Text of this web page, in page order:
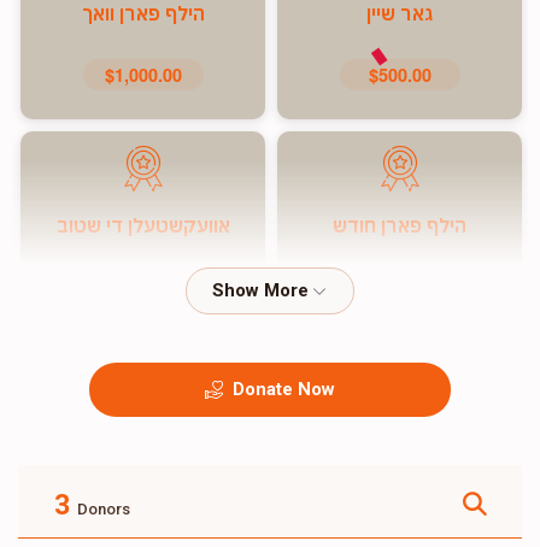
גאר שיין
$500.00
הילף פארן וואך
$1,000.00
הילף פארן חודש אוועקשטעלן די שטוב
Donate Now
3 Donors